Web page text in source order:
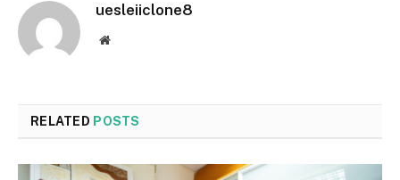
uesleiiclone8
Website
RELATED POSTS